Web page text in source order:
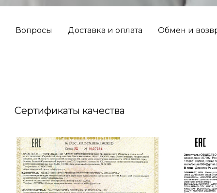
Вопросы Доставка и оплата Обмен и
Сертификаты качества